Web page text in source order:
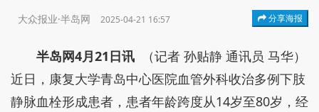
大众报业·半岛网 2025-04-21 16:57 分享海报
半岛网4月21日讯 （记者 孙贴静 通讯员 马华）
近日，康复大学青岛中心医院血管外科收治多例下肢
静脉血栓形成患者，患者年龄跨度从14岁至80岁，经